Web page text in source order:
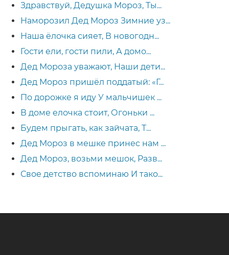
Здравствуй, Дедушка Мороз, Ты...
Наморозил Дед Мороз Зимние уз...
Наша ёлочка сияет, В новогодн...
Гости ели, гости пили, А домо...
Дед Мороза уважают, Наши дети...
Дед Мороз пришёл поддатый: «Г...
По дорожке я иду У мальчишек ...
В доме елочка стоит, Огоньки ...
Будем прыгать, как зайчата, Т...
Дед Мороз в мешке принес нам ...
Дед Мороз, возьми мешок, Разв...
Свое детство вспоминаю И тако...